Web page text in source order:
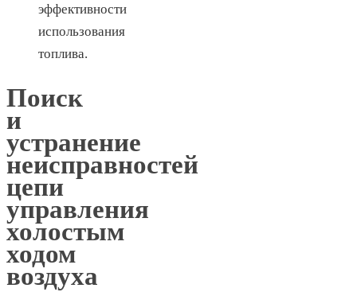
эффективности
использования
топлива.
Поиск
и
устранение
неисправностей
цепи
управления
холостым
ходом
воздуха